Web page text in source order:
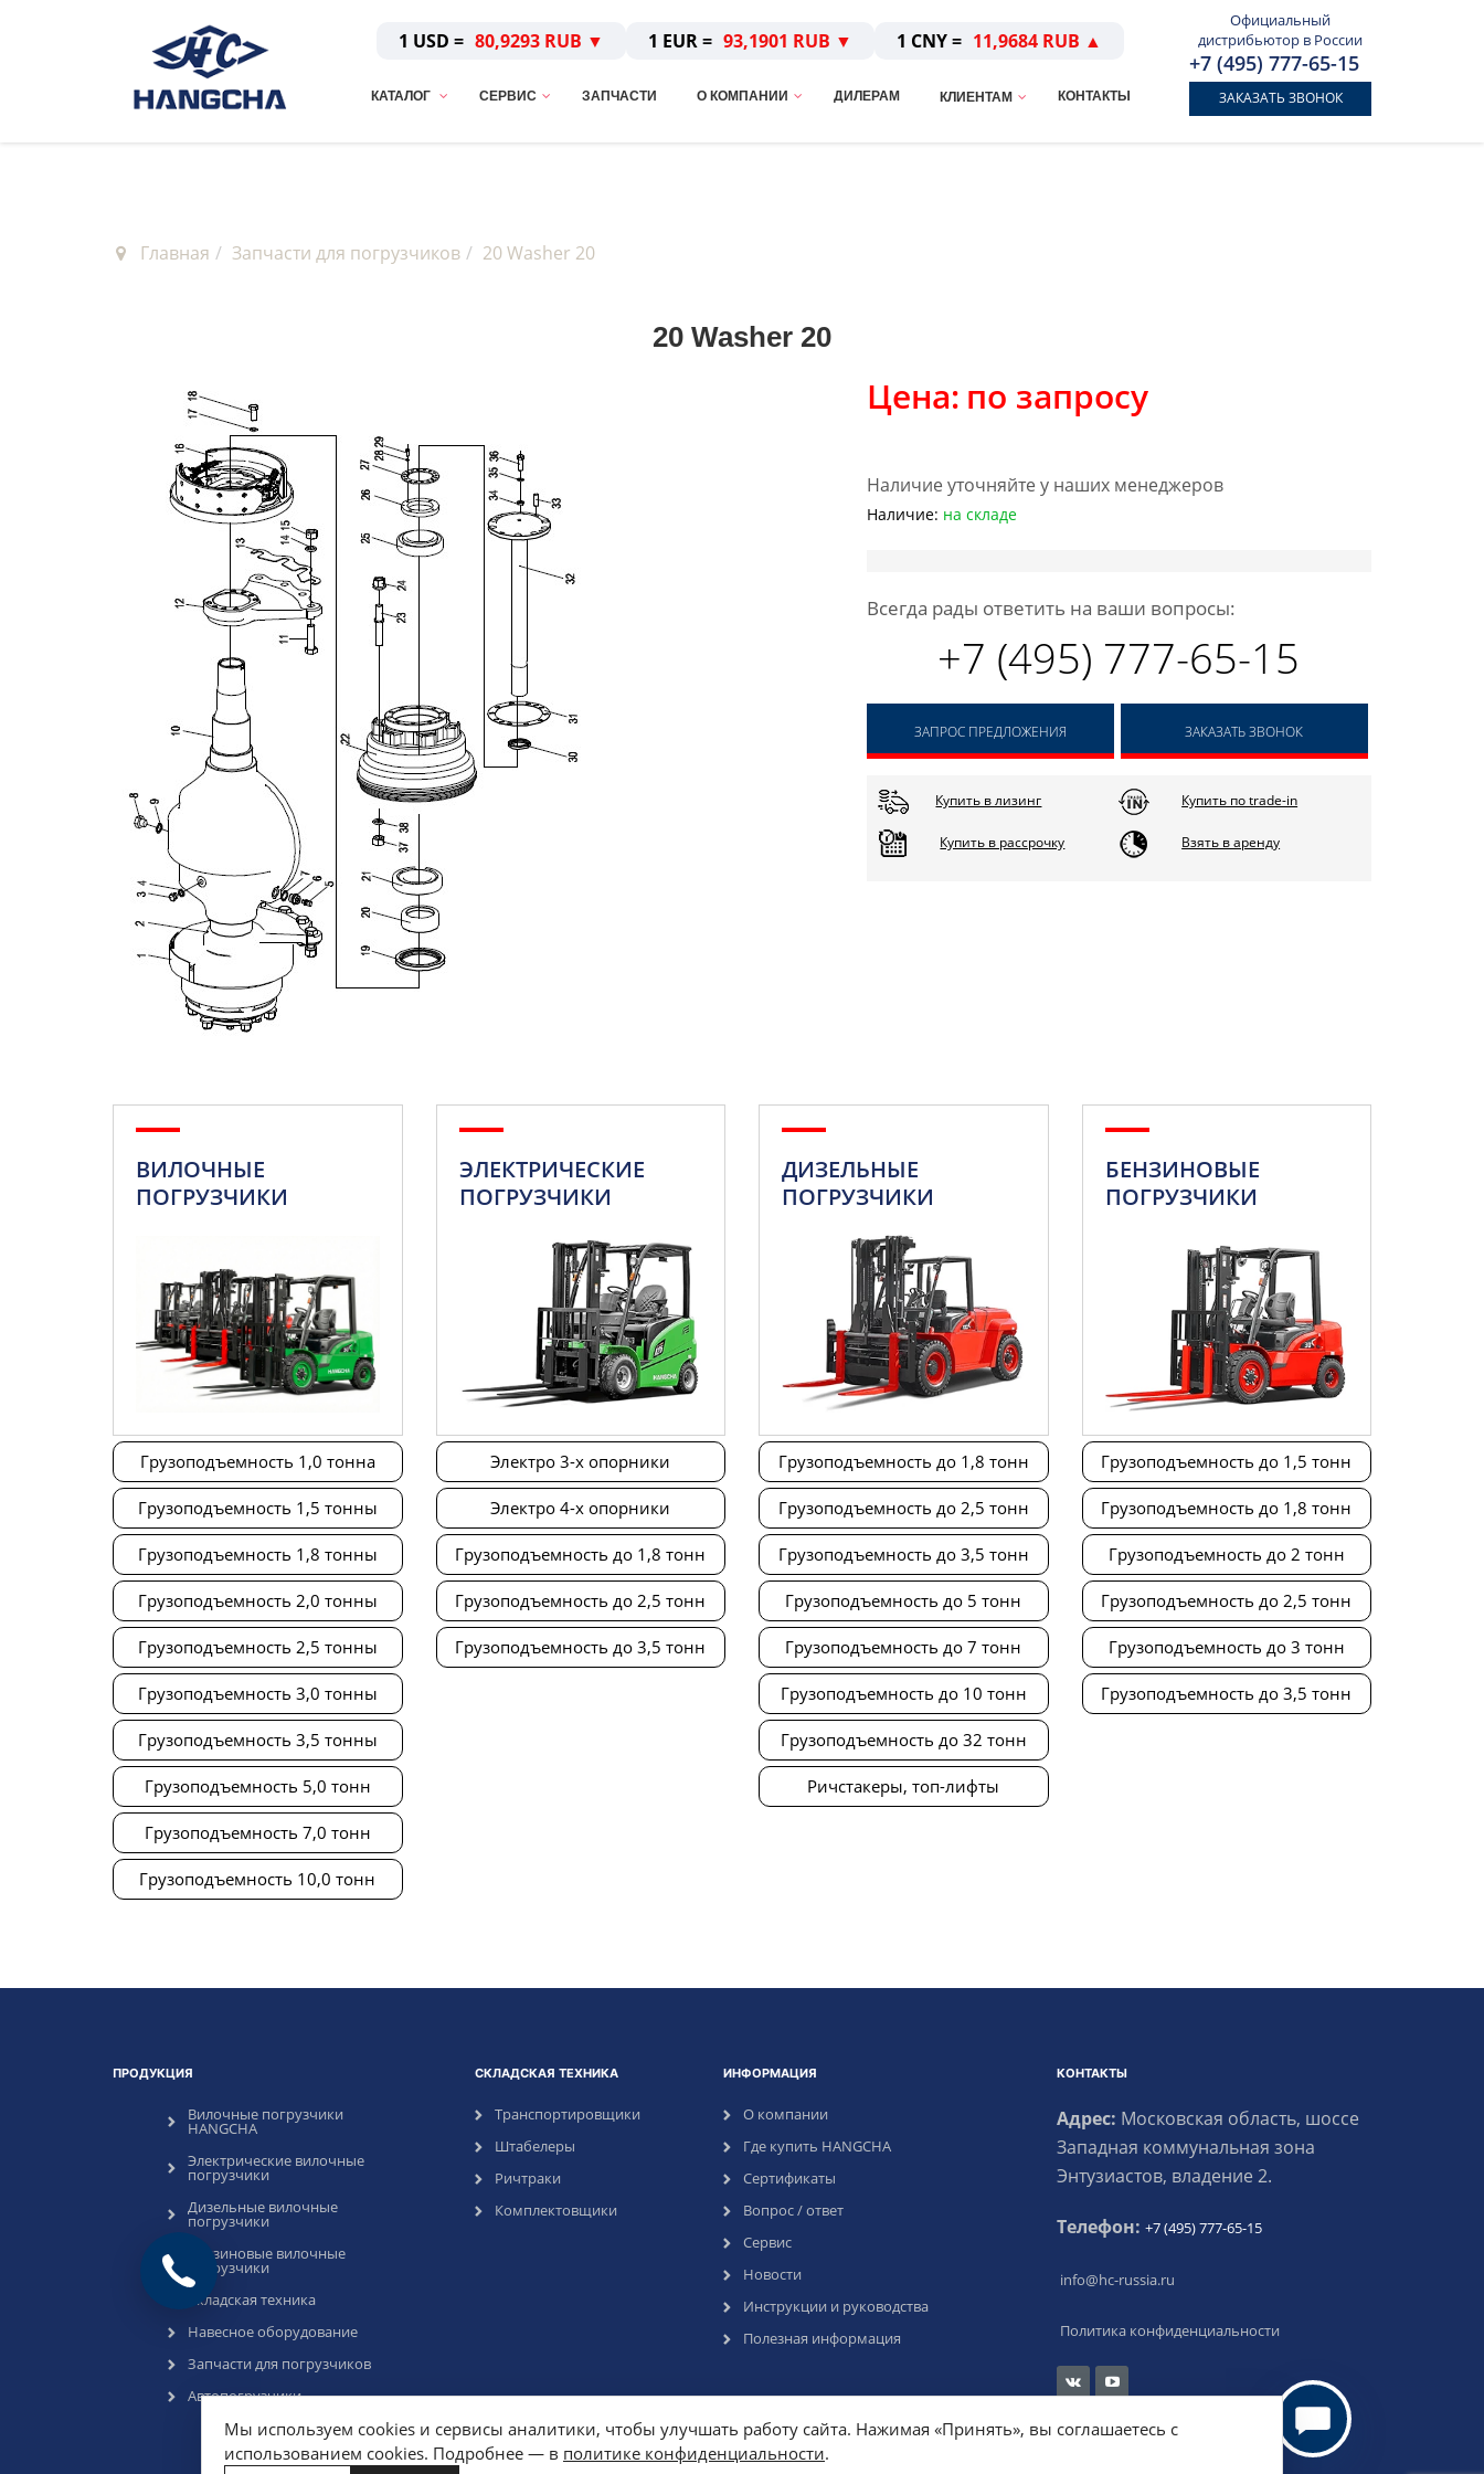
Мы используем cookies и сервисы аналитики, чтобы улучшать работу сайта. Нажимая «Принять», вы соглашаетесь с
использованием cookies. Подробнее — в политике конфиденциальности.
1 USD = 80,9293 RUB ▼ 1 EUR = 93,1901 RUB ▼ 1 CNY = 11,9684 RUB ▲
КАТАЛОГ СЕРВИС ЗАПЧАСТИ О КОМПАНИИ ДИЛЕРАМ КЛИЕНТАМ КОНТАКТЫ
Официальный
дистрибьютор в России
+7 (495) 777-65-15
ЗАКАЗАТЬ ЗВОНОК
Главная Запчасти для погрузчиков 20 Washer 20
20 Washer 20
Цена: по запросу
Наличие уточняйте у наших менеджеров
Наличие: на складе
Всегда рады ответить на ваши вопросы:
+7 (495) 777-65-15
ЗАПРОС ПРЕДЛОЖЕНИЯ ЗАКАЗАТЬ ЗВОНОК
Купить в лизинг Купить по trade-in
Купить в рассрочку Взять в аренду
ВИЛОЧНЫЕ
ПОГРУЗЧИКИ
Грузоподъемность 1,0 тонна
Грузоподъемность 1,5 тонны
Грузоподъемность 1,8 тонны
Грузоподъемность 2,0 тонны
Грузоподъемность 2,5 тонны
Грузоподъемность 3,0 тонны
Грузоподъемность 3,5 тонны
Грузоподъемность 5,0 тонн
Грузоподъемность 7,0 тонн
Грузоподъемность 10,0 тонн
ЭЛЕКТРИЧЕСКИЕ
ПОГРУЗЧИКИ
Электро 3-х опорники
Электро 4-х опорники
Грузоподъемность до 1,8 тонн
Грузоподъемность до 2,5 тонн
Грузоподъемность до 3,5 тонн
ДИЗЕЛЬНЫЕ
ПОГРУЗЧИКИ
Грузоподъемность до 1,8 тонн
Грузоподъемность до 2,5 тонн
Грузоподъемность до 3,5 тонн
Грузоподъемность до 5 тонн
Грузоподъемность до 7 тонн
Грузоподъемность до 10 тонн
Грузоподъемность до 32 тонн
Ричстакеры, топ-лифты
БЕНЗИНОВЫЕ
ПОГРУЗЧИКИ
Грузоподъемность до 1,5 тонн
Грузоподъемность до 1,8 тонн
Грузоподъемность до 2 тонн
Грузоподъемность до 2,5 тонн
Грузоподъемность до 3 тонн
Грузоподъемность до 3,5 тонн
ПРОДУКЦИЯ
Вилочные погрузчики
HANGCHA
Электрические вилочные
погрузчики
Дизельные вилочные
погрузчики
Бензиновые вилочные
погрузчики
Складская техника
Навесное оборудование
Запчасти для погрузчиков
Автопогрузчики
СКЛАДСКАЯ ТЕХНИКА
Транспортировщики
Штабелеры
Ричтраки
Комплектовщики
ИНФОРМАЦИЯ
О компании
Где купить HANGCHA
Сертификаты
Вопрос / ответ
Сервис
Новости
Инструкции и руководства
Полезная информация
КОНТАКТЫ
Адрес: Московская область, шоссе
Западная коммунальная зона
Энтузиастов, владение 2.
Телефон: +7 (495) 777-65-15
info@hc-russia.ru
Политика конфиденциальности